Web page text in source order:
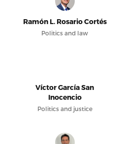
Ramón L. Rosario Cortés
Politics and law
Víctor García San
Inocencio
Politics and justice